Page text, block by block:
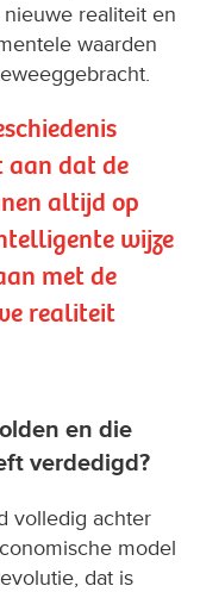
realiteit en
waarden
aan dat de
altijd op
wijze
met de
realiteit
en die
verdedigd?
volledig achter
model
dat is